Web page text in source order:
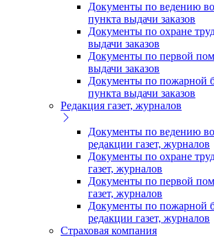
Документы по ведению
пункта выдачи заказов
Документы по охране
выдачи заказов
Документы по первой
выдачи заказов
Документы по пожарной
пункта выдачи заказов
Редакция газет, журналов
Документы по ведению
редакции газет, журналов
Документы по охране
газет, журналов
Документы по первой
газет, журналов
Документы по пожарной
редакции газет, журналов
Страховая компания